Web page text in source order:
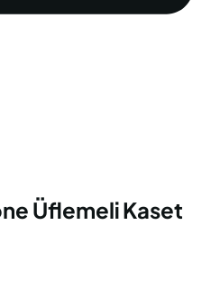
Üflemeli Kaset